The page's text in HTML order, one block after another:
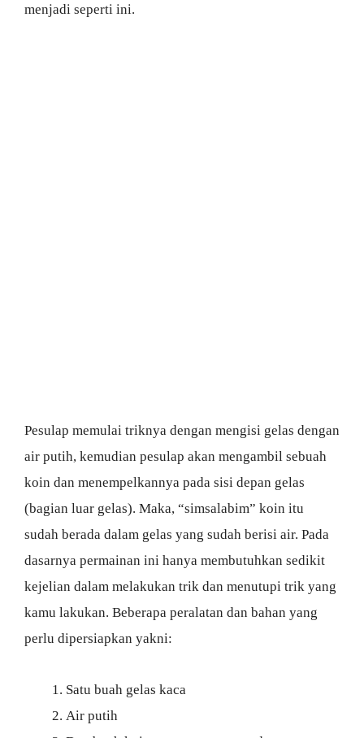
menjadi seperti ini.
Pesulap memulai triknya dengan mengisi gelas dengan
air putih, kemudian pesulap akan mengambil sebuah
koin dan menempelkannya pada sisi depan gelas
(bagian luar gelas). Maka, “simsalabim” koin itu
sudah berada dalam gelas yang sudah berisi air. Pada
dasarnya permainan ini hanya membutuhkan sedikit
kejelian dalam melakukan trik dan menutupi trik yang
kamu lakukan. Beberapa peralatan dan bahan yang
perlu dipersiapkan yakni:
Satu buah gelas kaca
Air putih